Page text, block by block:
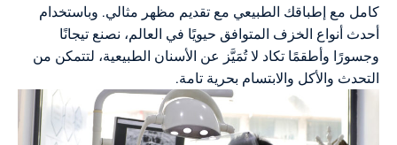
كامل مع إطباقك الطبيعي مع تقديم مظهر مثالي. وباستخدام
أحدث أنواع الخزف المتوافق حيويًا في العالم، نصنع تيجانًا
وجسورًا وأطقمًا تكاد لا تُمَيَّز عن الأسنان الطبيعية، لتتمكن من
التحدث والأكل والابتسام بحرية تامة.